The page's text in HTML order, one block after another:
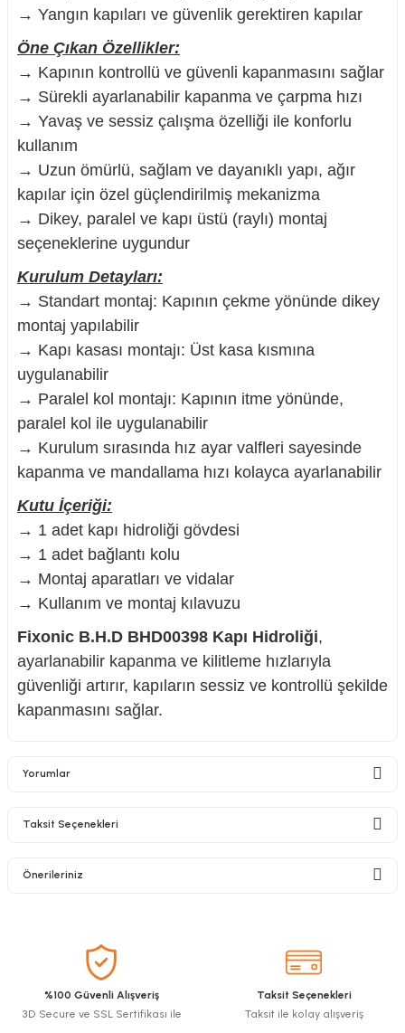
ve Lehim Teli
→ Yangın kapıları ve güvenlik gerektiren kapılar
Öne Çıkan Özellikler:
→ Kapının kontrollü ve güvenli kapanmasını sağlar
→ Sürekli ayarlanabilir kapanma ve çarpma hızı
→ Yavaş ve sessiz çalışma özelliği ile konforlu
kullanım
→ Uzun ömürlü, sağlam ve dayanıklı yapı, ağır
kapılar için özel güçlendirilmiş mekanizma
→ Dikey, paralel ve kapı üstü (raylı) montaj
seçeneklerine uygundur
Kurulum Detayları:
→ Standart montaj: Kapının çekme yönünde dikey
montaj yapılabilir
→ Kapı kasası montajı: Üst kasa kısmına
uygulanabilir
→ Paralel kol montajı: Kapının itme yönünde,
paralel kol ile uygulanabilir
→ Kurulum sırasında hız ayar valfleri sayesinde
kapanma ve mandallama hızı kolayca ayarlanabilir
Kutu İçeriği:
→ 1 adet kapı hidroliği gövdesi
→ 1 adet bağlantı kolu
→ Montaj aparatları ve vidalar
→ Kullanım ve montaj kılavuzu
Fixonic B.H.D BHD00398 Kapı Hidroliği,
ayarlanabilir kapanma ve kilitleme hızlarıyla
güvenliği artırır, kapıların sessiz ve kontrollü şekilde
kapanmasını sağlar.
Yorumlar
Taksit Seçenekleri
Önerileriniz
Görüş ve önerileriniz için teşekkür ederiz.
Ürün resmi kalitesiz, bozuk veya görüntülenemiyor.
%100 Güvenli Alışveriş
3D Secure ve SSL Sertifikası ile
Taksit Seçenekleri
Taksit ile kolay alışveriş